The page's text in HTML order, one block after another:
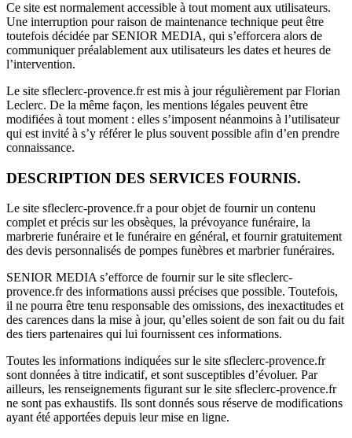
Ce site est normalement accessible à tout moment aux utilisateurs.
Une interruption pour raison de maintenance technique peut être
toutefois décidée par SENIOR MEDIA, qui s’efforcera alors de
communiquer préalablement aux utilisateurs les dates et heures de
l’intervention.
Le site sfleclerc-provence.fr est mis à jour régulièrement par Florian
Leclerc. De la même façon, les mentions légales peuvent être
modifiées à tout moment : elles s’imposent néanmoins à l’utilisateur
qui est invité à s’y référer le plus souvent possible afin d’en prendre
connaissance.
DESCRIPTION DES SERVICES FOURNIS.
Le site sfleclerc-provence.fr a pour objet de fournir un contenu
complet et précis sur les obsèques, la prévoyance funéraire, la
marbrerie funéraire et le funéraire en général, et fournir gratuitement
des devis personnalisés de pompes funèbres et marbrier funéraires.
SENIOR MEDIA s’efforce de fournir sur le site sfleclerc-
provence.fr des informations aussi précises que possible. Toutefois,
il ne pourra être tenu responsable des omissions, des inexactitudes et
des carences dans la mise à jour, qu’elles soient de son fait ou du fait
des tiers partenaires qui lui fournissent ces informations.
Toutes les informations indiquées sur le site sfleclerc-provence.fr
sont données à titre indicatif, et sont susceptibles d’évoluer. Par
ailleurs, les renseignements figurant sur le site sfleclerc-provence.fr
ne sont pas exhaustifs. Ils sont donnés sous réserve de modifications
ayant été apportées depuis leur mise en ligne.